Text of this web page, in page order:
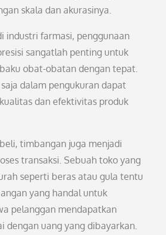
skala dan akurasinya.
industri farmasi, penggunaan
sangatlah penting untuk
obat-obatan dengan tepat.
dalam pengukuran dapat
dan efektivitas produk
timbangan juga menjadi
transaksi. Sebuah toko yang
seperti beras atau gula tentu
yang handal untuk
pelanggan mendapatkan
dengan uang yang dibayarkan.